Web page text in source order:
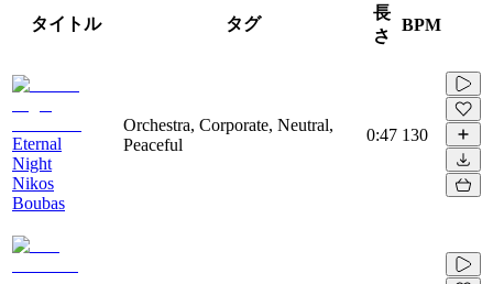
タイトル タグ
長
さ
BPM
Eternal
Night
Nikos
Boubas
Orchestra, Corporate, Neutral,
Peaceful
0:47 130